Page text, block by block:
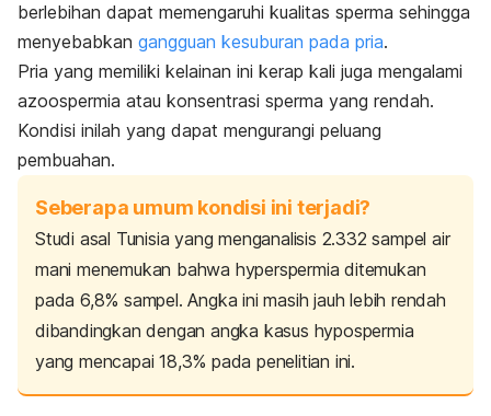
berlebihan dapat memengaruhi kualitas sperma sehingga
menyebabkan gangguan kesuburan pada pria.
Pria yang memiliki kelainan ini kerap kali juga mengalami
azoospermia atau konsentrasi sperma yang rendah.
Kondisi inilah yang dapat mengurangi peluang
pembuahan.
Seberapa umum kondisi ini terjadi?
Studi asal Tunisia yang menganalisis 2.332 sampel air
mani menemukan bahwa hyperspermia ditemukan
pada 6,8% sampel. Angka ini masih jauh lebih rendah
dibandingkan dengan angka kasus hypospermia
yang mencapai 18,3% pada penelitian ini.